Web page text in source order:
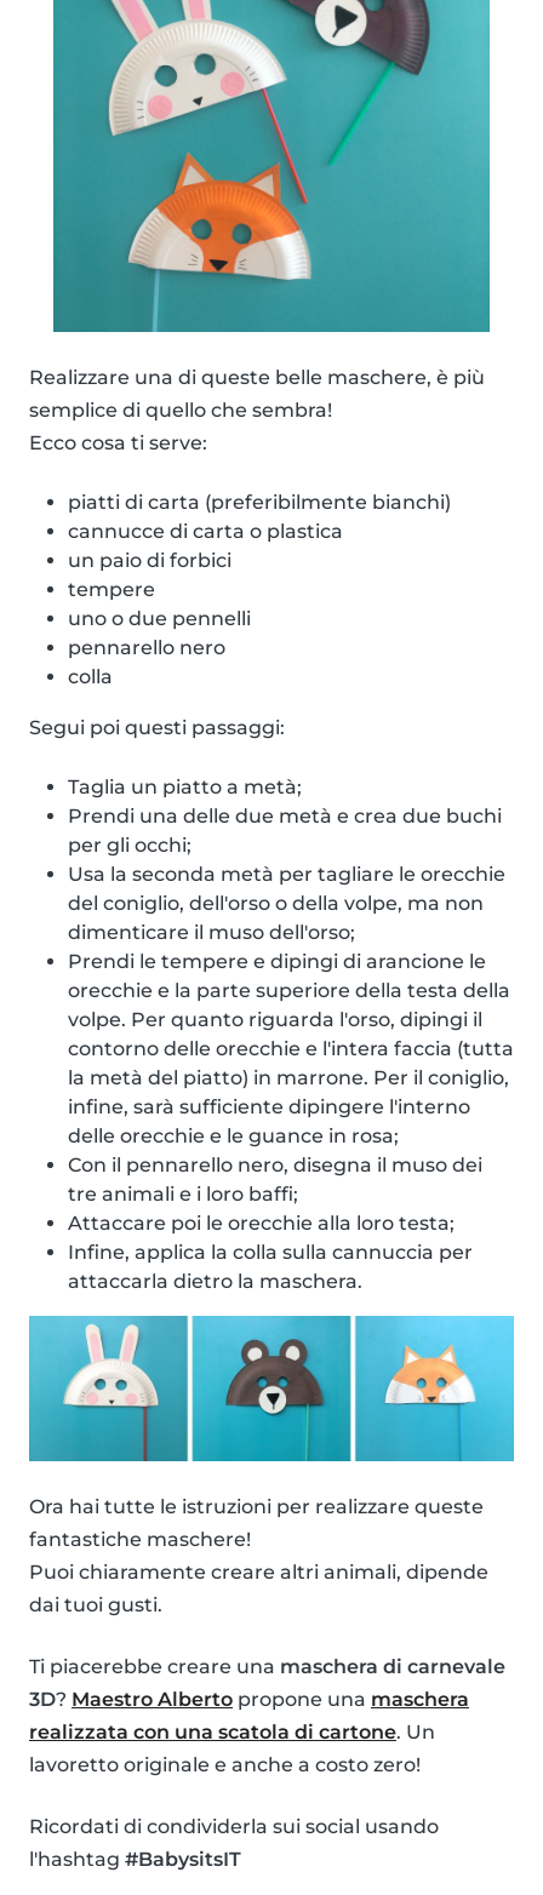
Realizzare una di queste belle maschere, è più
semplice di quello che sembra!
Ecco cosa ti serve:
piatti di carta (preferibilmente bianchi)
cannucce di carta o plastica
un paio di forbici
tempere
uno o due pennelli
pennarello nero
colla
Segui poi questi passaggi:
Taglia un piatto a metà;
Prendi una delle due metà e crea due buchi
per gli occhi;
Usa la seconda metà per tagliare le orecchie
del coniglio, dell'orso o della volpe, ma non
dimenticare il muso dell'orso;
Prendi le tempere e dipingi di arancione le
orecchie e la parte superiore della testa della
volpe. Per quanto riguarda l'orso, dipingi il
contorno delle orecchie e l'intera faccia (tutta
la metà del piatto) in marrone. Per il coniglio,
infine, sarà sufficiente dipingere l'interno
delle orecchie e le guance in rosa;
Con il pennarello nero, disegna il muso dei
tre animali e i loro baffi;
Attaccare poi le orecchie alla loro testa;
Infine, applica la colla sulla cannuccia per
attaccarla dietro la maschera.
Ora hai tutte le istruzioni per realizzare queste
fantastiche maschere!
Puoi chiaramente creare altri animali, dipende
dai tuoi gusti.
Ti piacerebbe creare una maschera di carnevale
3D? Maestro Alberto propone una maschera
realizzata con una scatola di cartone. Un
lavoretto originale e anche a costo zero!
Ricordati di condividerla sui social usando
l'hashtag #BabysitsIT